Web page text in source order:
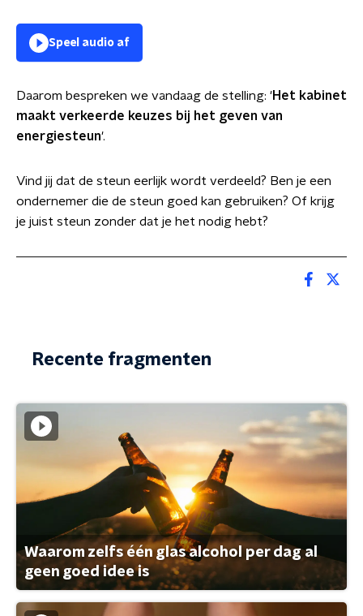
Speel audio af
Daarom bespreken we vandaag de stelling: 'Het kabinet
maakt verkeerde keuzes bij het geven van
energiesteun'.
Vind jij dat de steun eerlijk wordt verdeeld? Ben je een
ondernemer die de steun goed kan gebruiken? Of krijg
je juist steun zonder dat je het nodig hebt?
Recente fragmenten
Waarom zelfs één glas alcohol per dag al
geen goed idee is